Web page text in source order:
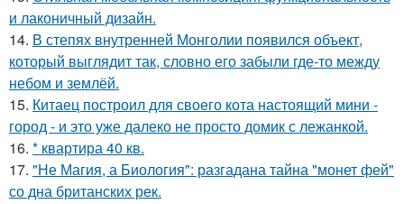
и лаконичный дизайн.
14. В степях внутренней Монголии появился объект,
который выглядит так, словно его забыли где-то между
небом и землёй.
15. Китаец построил для своего кота настоящий мини -
город - и это уже далеко не просто домик с лежанкой.
16. * квартира 40 кв.
17. "Не Магия, а Биология": разгадана тайна "монет фей"
со дна британских рек.